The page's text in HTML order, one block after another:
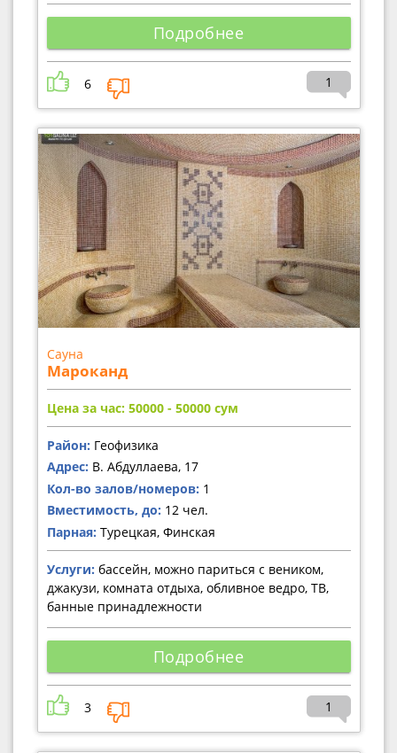
Подробнее
6 1
Сауна
Мароканд
Цена за час: 50000 - 50000 сум
Район: Геофизика
Адрес: В. Абдуллаева, 17
Кол-во залов/номеров: 1
Вместимость, до: 12 чел.
Парная: Турецкая, Финская
Услуги: бассейн, можно париться с веником,
джакузи, комната отдыха, обливное ведро, ТВ,
банные принадлежности
Подробнее
3 1